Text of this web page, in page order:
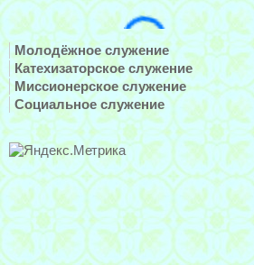
Молодёжное служение
Катехизаторское служение
Миссионерское служение
Социальное служение